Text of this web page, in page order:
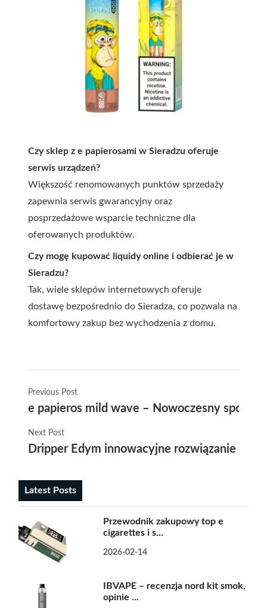
Czy sklep z e papierosami w Sieradzu oferuje
serwis urządzeń?
Większość renomowanych punktów sprzedaży
zapewnia serwis gwarancyjny oraz
posprzedażowe wsparcie techniczne dla
oferowanych produktów.
Czy mogę kupować liquidy online i odbierać je w
Sieradzu?
Tak, wiele sklepów internetowych oferuje
dostawę bezpośrednio do Sieradza, co pozwala na
komfortowy zakup bez wychodzenia z domu.
Previous Post
e papieros mild wave – Nowoczesny sposób
Next Post
Dripper Edym innowacyjne rozwiązanie dla
Latest Posts
Przewodnik zakupowy top e
cigarettes i s...
2026-02-14
IBVAPE – recenzja nord kit smok,
opinie ...